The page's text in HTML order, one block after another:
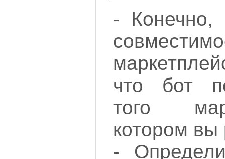
- Конечно,
что бот
того
котором вы
-